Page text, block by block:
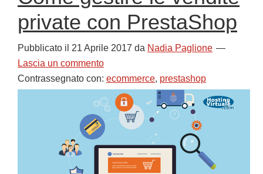
private con PrestaShop
Pubblicato il 21 Aprile 2017 da Nadia Paglione
Lascia un commento
Contrassegnato con: ecommerce, prestashop